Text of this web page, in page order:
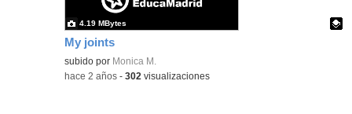
My joints
Contenido educativo.
subido por Monica M.
4.19 MBytes
-hace 2 años -302 visualizaciones